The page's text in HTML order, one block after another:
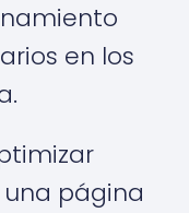
en los
página